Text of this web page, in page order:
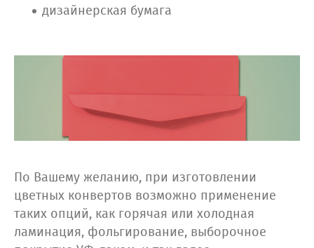
дизайнерская бумага
По Вашему желанию, при изготовлении
цветных конвертов возможно применение
таких опций, как горячая или холодная
ламинация, фольгирование, выборочное